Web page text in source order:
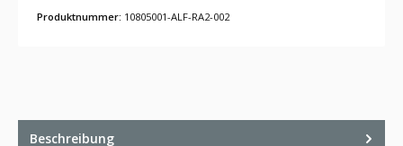
Produktnummer: 10805001-ALF-RA2-002
Beschreibung